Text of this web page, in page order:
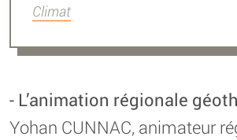
Climat
- L’animation régionale
Yohan CUNNAC, animateur